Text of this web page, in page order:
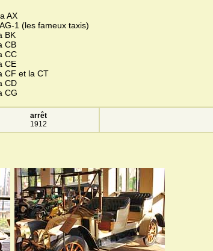
AX
1 (les fameux taxis)
BK
CB
CC
CE
CF et la CT
CD
CG
arrêt
1912